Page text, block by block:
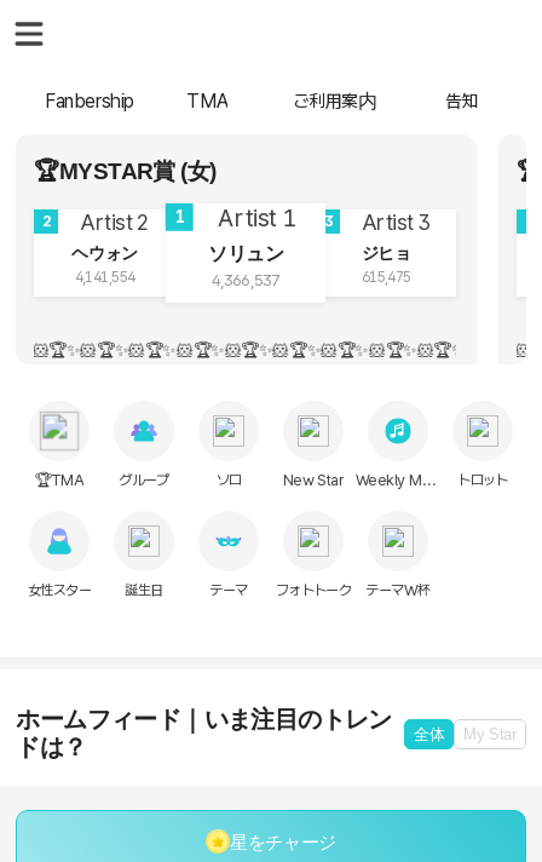
Fanbership TMA ご利用案内 告知
🏆MYSTAR賞 (女)
2
ヘウォン
4,141,554
1
ソリュン
4,366,537
3
ジヒョ
615,475
/ SEOKMEGU
🏆TMA グループ ソロ New Star Weekly Music トロット
女性スター 誕生日 テーマ フォトトーク テーマW杯
ホームフィード｜いま注目のトレン
ドは？
全体 My Star
星をチャージ